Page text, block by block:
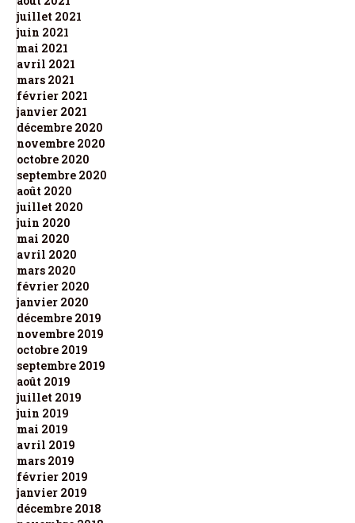
juillet 2021
juin 2021
mai 2021
avril 2021
mars 2021
février 2021
janvier 2021
décembre 2020
novembre 2020
octobre 2020
septembre 2020
août 2020
juillet 2020
juin 2020
mai 2020
avril 2020
mars 2020
février 2020
janvier 2020
décembre 2019
novembre 2019
octobre 2019
septembre 2019
août 2019
juillet 2019
juin 2019
mai 2019
avril 2019
mars 2019
février 2019
janvier 2019
décembre 2018